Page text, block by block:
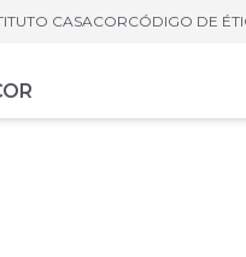
CASACORCÓDIGO DE